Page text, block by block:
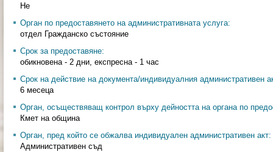
Не
Орган по предоставянето на административната услуга:
отдел Гражданско състояние
Срок за предоставяне:
обикновена - 2 дни, експресна - 1 час
Срок на действие на документа/индивидуалния административен
6 месеца
Орган, осъществяващ контрол върху дейността на органа по
Кмет на община
Орган, пред който се обжалва индивидуален административен акт:
Административен съд